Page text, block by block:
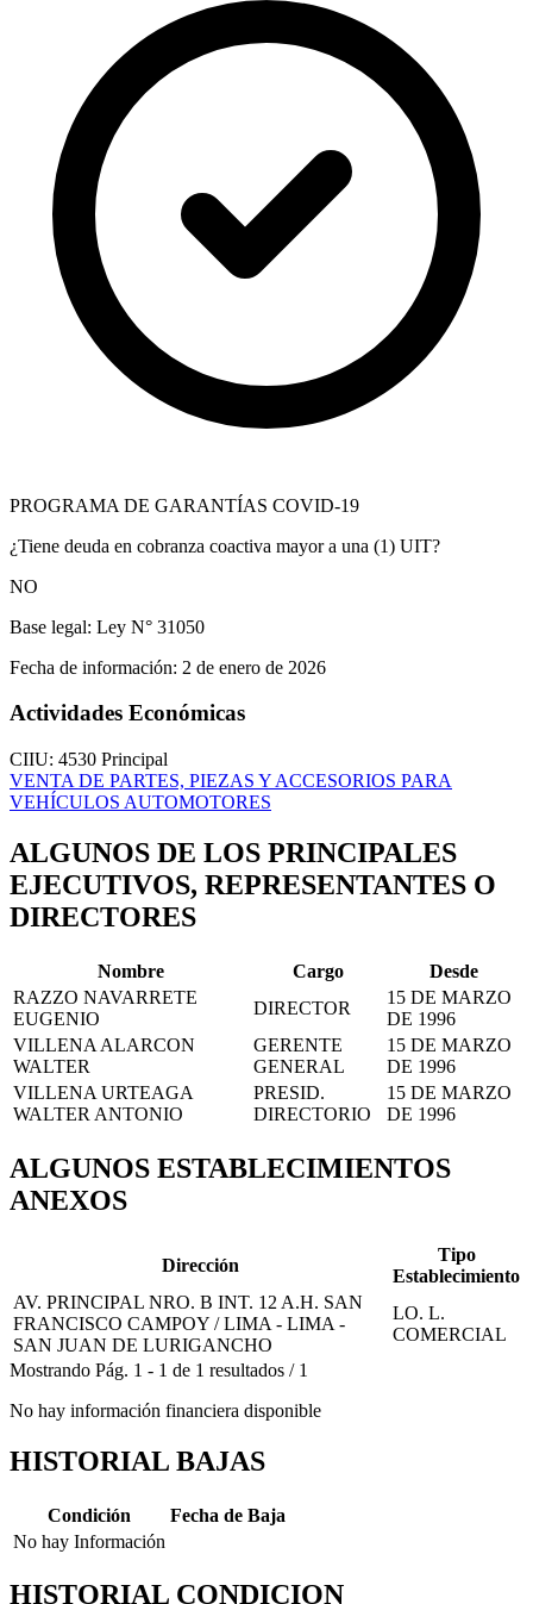
PROGRAMA DE GARANTÍAS COVID-19
¿Tiene deuda en cobranza coactiva mayor a una (1) UIT?
NO
Base legal: Ley N° 31050
Fecha de información: 2 de enero de 2026
Actividades Económicas
CIIU: 4530 Principal
VENTA DE PARTES, PIEZAS Y ACCESORIOS PARA
VEHÍCULOS AUTOMOTORES
ALGUNOS DE LOS PRINCIPALES
EJECUTIVOS, REPRESENTANTES O
DIRECTORES
Nombre Cargo
Desde
RAZZO NAVARRETE
EUGENIO
DIRECTOR
15 DE MARZO
DE 1996
VILLENA ALARCON
WALTER
GERENTE
GENERAL
15 DE MARZO
DE 1996
VILLENA URTEAGA
WALTER ANTONIO
PRESID.
DIRECTORIO
15 DE MARZO
DE 1996
ALGUNOS ESTABLECIMIENTOS
ANEXOS
Dirección
Tipo
Establecimiento
AV. PRINCIPAL NRO. B INT. 12 A.H. SAN
FRANCISCO CAMPOY / LIMA - LIMA -
SAN JUAN DE LURIGANCHO
LO. L.
COMERCIAL
Mostrando Pág. 1 - 1 de 1 resultados / 1
No hay información financiera disponible
HISTORIAL BAJAS
Condición
Fecha de Baja
No hay Información
HISTORIAL CONDICION